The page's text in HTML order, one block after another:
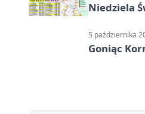
Niedziela
5 października
Goniąc